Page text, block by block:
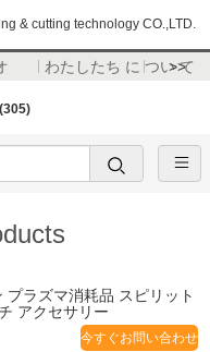
& cutting technology CO.,LTD.
わたしたち に つい て
>>
(305)
ラズマ消耗品 スピリット
アクセサリー
今すぐお問い合わせ